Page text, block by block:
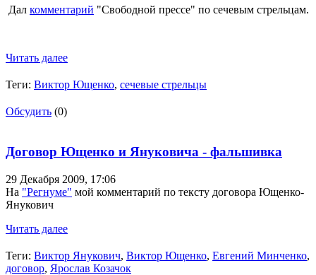
Дал комментарий "Свободной прессе" по сечевым стрельцам.
Читать далее
Теги: Виктор Ющенко, сечевые стрельцы
Обсудить (0)
Договор Ющенко и Януковича - фальшивка
29 Декабря 2009, 17:06
На "Регнуме" мой комментарий по тексту договора Ющенко-
Янукович
Читать далее
Теги: Виктор Янукович, Виктор Ющенко, Евгений Минченко,
договор, Ярослав Козачок